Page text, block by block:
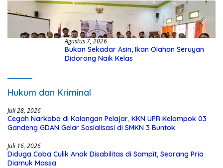
Agustus 7, 2026
Bukan Sekadar Asin, Ikan Olahan Seruyan
Didorong Naik Kelas
Hukum dan Kriminal
Juli 28, 2026
Cegah Narkoba di Kalangan Pelajar, KKN UPR Kelompok 03
Gandeng GDAN Gelar Sosialisasi di SMKN 3 Buntok
Juli 16, 2026
Diduga Coba Culik Anak Disabilitas di Sampit, Seorang Pria
Diamuk Massa